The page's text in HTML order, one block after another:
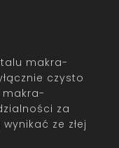
makra-
czysto
makra-
za
ze złej